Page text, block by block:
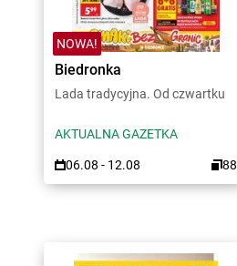
NOWA!
Biedronka
Lada tradycyjna. Od czwartku
AKTUALNA GAZETKA
06.08 - 12.08 88